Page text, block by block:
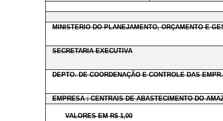
MINISTERIO DO PLANEJAMENTO, ORÇAMENTO E
SECRETARIA EXECUTIVA
DEPTO. DE COORDENAÇÃO E CONTROLE DAS
EMPRESA : CENTRAIS DE ABASTECIMENTO DO
VALORES EM R$ 1,00